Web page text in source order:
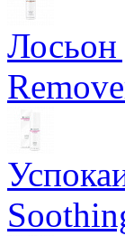
Лосьон